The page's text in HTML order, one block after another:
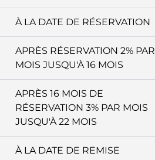
À LA DATE DE RÉSERVATION
APRÈS RÉSERVATION 2% PAR
MOIS JUSQU'À 16 MOIS
APRÈS 16 MOIS DE
RÉSERVATION 3% PAR MOIS
JUSQU'À 22 MOIS
À LA DATE DE REMISE